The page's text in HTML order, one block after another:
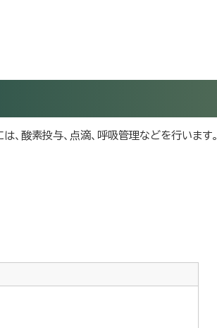
、酸素投与、点滴、呼吸管理などを行います。